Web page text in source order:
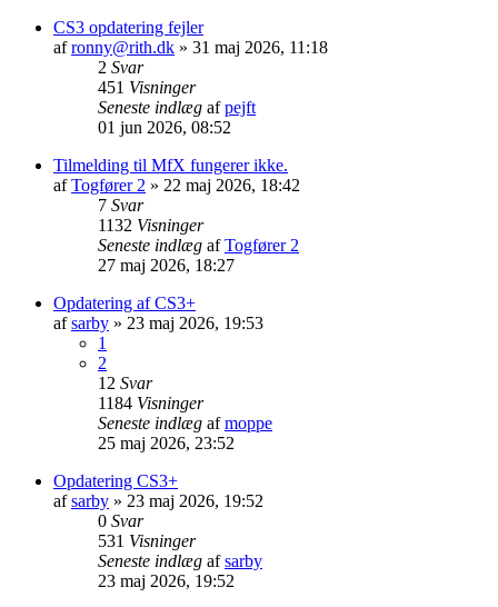
CS3 opdatering fejler
afronny@rith.dk » 31 maj 2026, 11:18
2 Svar
451 Visninger
Seneste indlæg afpejft
01 jun 2026, 08:52
Tilmelding til MfX fungerer ikke.
afTogfører 2 » 22 maj 2026, 18:42
7 Svar
1132 Visninger
Seneste indlæg afTogfører 2
27 maj 2026, 18:27
Opdatering af CS3+
afsarby » 23 maj 2026, 19:53
1
2
12 Svar
1184 Visninger
Seneste indlæg afmoppe
25 maj 2026, 23:52
Opdatering CS3+
afsarby » 23 maj 2026, 19:52
0 Svar
531 Visninger
Seneste indlæg afsarby
23 maj 2026, 19:52